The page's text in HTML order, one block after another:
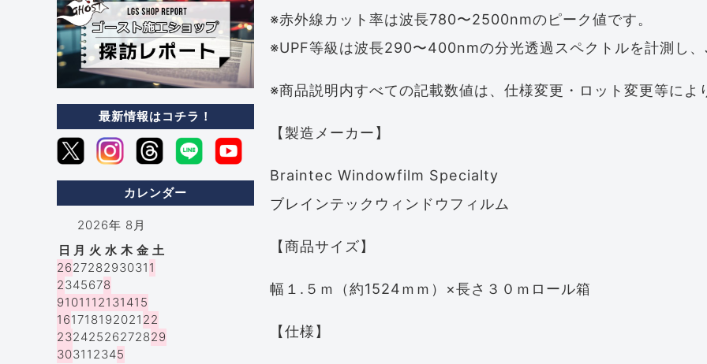
最新情報はコチラ！
カレンダー
2026年 8月
日 月 火 水 木 金 土
262728293031 1
2345678
91011 12131415
161718192021 22
23242526272829
3031 1 2345
※赤外線カット率は波長780〜2500nmのピーク値です。
※UPF等級は波長290〜400nmの分光透過スペクトルを計測し
※商品説明内すべての記載数値は、仕様変更・ロット変更等に
【製造メーカー】
Braintec Windowfilm Specialty
ブレインテックウィンドウフィルム
【商品サイズ】
幅１.５ｍ（約1524ｍｍ）×長さ３０ｍロール箱
【仕様】